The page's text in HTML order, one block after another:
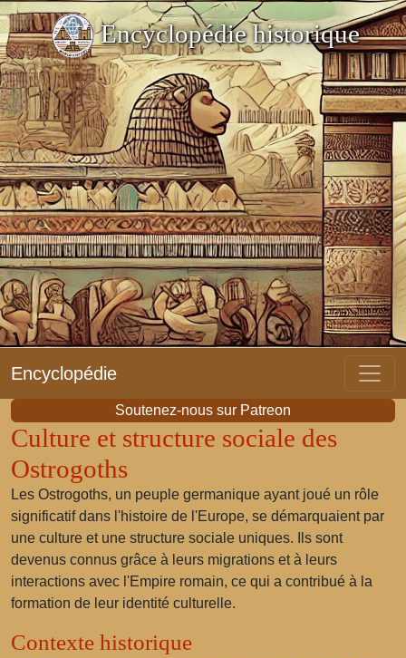
Encyclopédie historique
Encyclopédie
Soutenez-nous sur Patreon
Culture et structure sociale des
Ostrogoths
Les Ostrogoths, un peuple germanique ayant joué un rôle
significatif dans l'histoire de l'Europe, se démarquaient par
une culture et une structure sociale uniques. Ils sont
devenus connus grâce à leurs migrations et à leurs
interactions avec l'Empire romain, ce qui a contribué à la
formation de leur identité culturelle.
Contexte historique